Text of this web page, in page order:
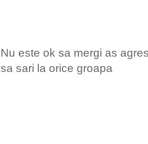
Nu este ok sa mergi as
sa sari la orice groapa